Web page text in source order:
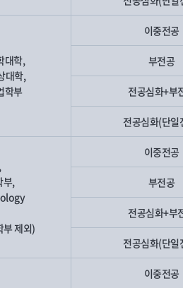
대학,
대학,
학부
이중전공
부전공
전공심화+부
전공심화(단
부,
부 제외)
이중전공
부전공
전공심화+부
전공심화(단
이중전공